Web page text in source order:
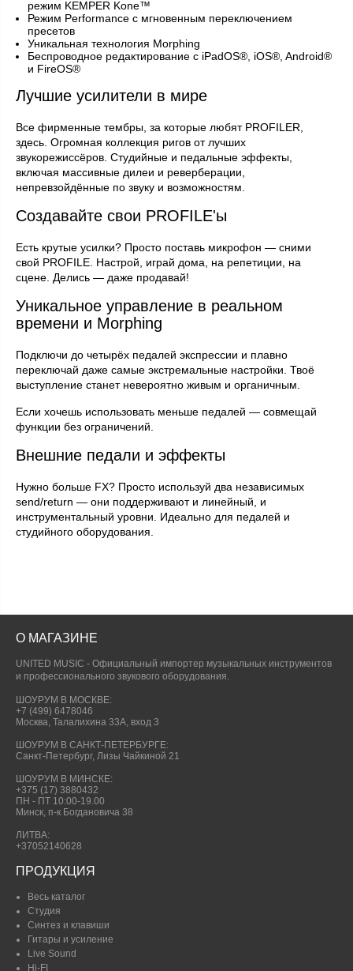
режим KEMPER Kone™
Режим Performance с мгновенным переключением
пресетов
Уникальная технология Morphing
Беспроводное редактирование с iPadOS®, iOS®, Android®
и FireOS®
Лучшие усилители в мире
Все фирменные тембры, за которые любят PROFILER,
здесь. Огромная коллекция ригов от лучших
звукорежиссёров. Студийные и педальные эффекты,
включая массивные дилеи и реверберации,
непревзойдённые по звуку и возможностям.
Создавайте свои PROFILE'ы
Есть крутые усилки? Просто поставь микрофон — сними
свой PROFILE. Настрой, играй дома, на репетиции, на
сцене. Делись — даже продавай!
Уникальное управление в реальном
времени и Morphing
Подключи до четырёх педалей экспрессии и плавно
переключай даже самые экстремальные настройки. Твоё
выступление станет невероятно живым и органичным.
Если хочешь использовать меньше педалей — совмещай
функции без ограничений.
Внешние педали и эффекты
Нужно больше FX? Просто используй два независимых
send/return — они поддерживают и линейный, и
инструментальный уровни. Идеально для педалей и
студийного оборудования.
О МАГАЗИНЕ
UNITED MUSIC - Официальный импортер музыкальных инструментов
и профессионального звукового оборудования.
ШОУРУМ В МОСКВЕ:
+7 (499) 6478046
Москва, Талалихина 33А, вход 3
ШОУРУМ В САНКТ-ПЕТЕРБУРГЕ:
Санкт-Петербург, Лизы Чайкиной 21
ШОУРУМ В МИНСКЕ:
+375 (17) 3880432
ПН - ПТ 10:00-19.00
Минск, п-к Богдановича 38
ЛИТВА:
+37052140628
ПРОДУКЦИЯ
Весь каталог
Студия
Синтез и клавиши
Гитары и усиление
Live Sound
Hi-FI